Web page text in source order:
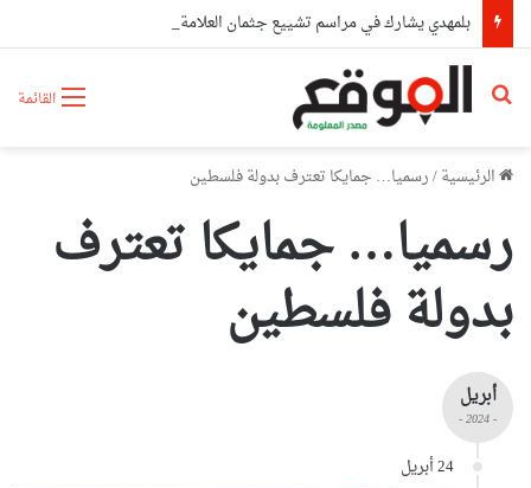
القائمة بحث عن
الرئيسية/رسميا… جمايكا تعترف بدولة فلسطين
رسميا… جمايكا تعترف
بدولة فلسطين
أبريل
- 2024 -
24 أبريل